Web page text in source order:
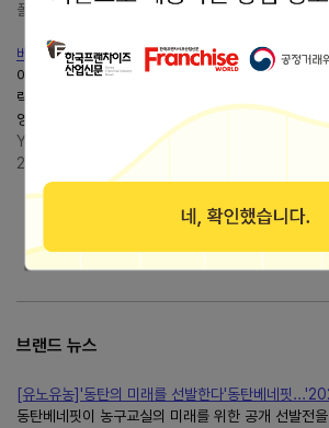
폴팍영어연구소
https://blog.naver.com/
베네핏뜻 쉽게 설명, 영어 단어benefit의미와 방송
이러한 의미가 완전히 틀린 것은 아니지만, 실제로
락에서'베네핏(benefit)'보다는 bonus,
영어 단어들이 더 자연스럽게 쓰이는 경우가...
Youspeakenglish(@유스잉) since
2018
https://blog.naver.com/
더보기
브랜드 뉴스
[유노유농]'동탄의 미래를 선발한다'동탄베네핏
동탄베네핏이 농구교실의 미래를 위한 공개 선발전